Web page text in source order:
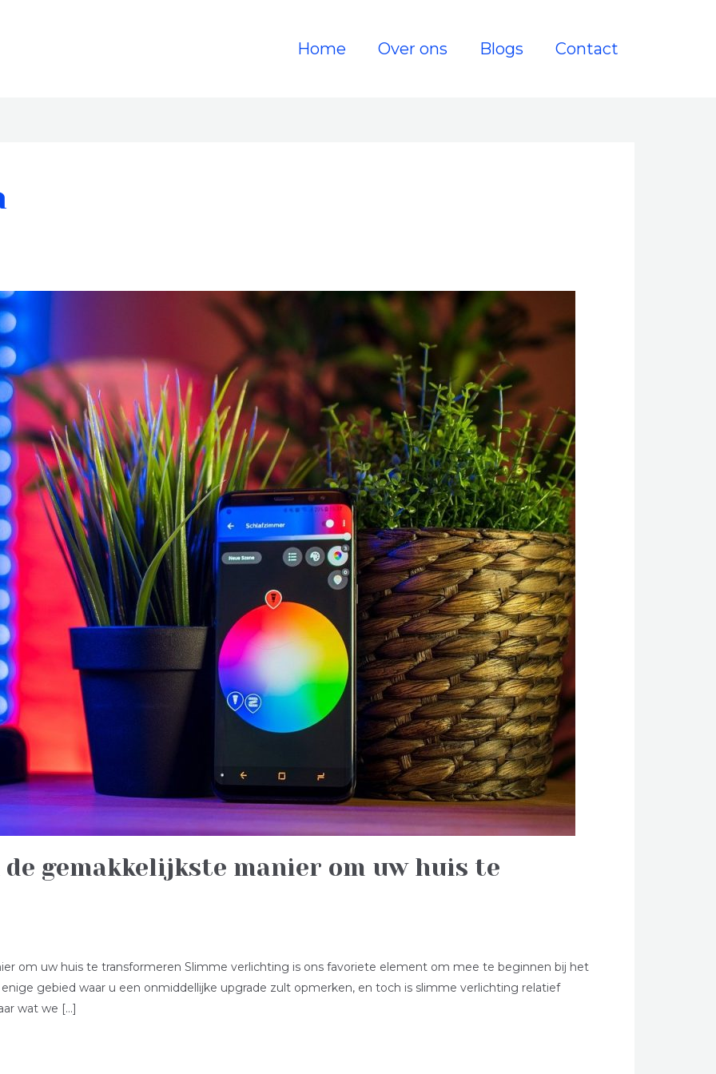
Home Over ons Blogs Contact
gemakkelijkste manier om uw huis te
om uw huis te transformeren Slimme verlichting is ons favoriete element om mee te beginnen bij het
gebied waar u een onmiddellijke upgrade zult opmerken, en toch is slimme verlichting relatief
wat we […]